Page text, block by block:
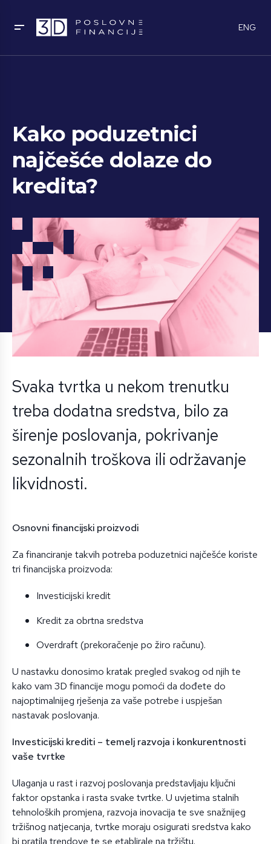
ENG
Kako poduzetnici
najčešće dolaze do
kredita?
Svaka tvrtka u nekom trenutku
treba dodatna sredstva, bilo za
širenje poslovanja, pokrivanje
sezonalnih troškova ili održavanje
likvidnosti.
Osnovni financijski proizvodi
Za financiranje takvih potreba poduzetnici najčešće koriste
tri financijska proizvoda:
Investicijski kredit
Kredit za obrtna sredstva
Overdraft (prekoračenje po žiro računu).
U nastavku donosimo kratak pregled svakog od njih te
kako vam 3D financije mogu pomoći da dođete do
najoptimalnijeg rješenja za vaše potrebe i uspješan
nastavak poslovanja.
Investicijski krediti – temelj razvoja i konkurentnosti
vaše tvrtke
Ulaganja u rast i razvoj poslovanja predstavljaju ključni
faktor opstanka i rasta svake tvrtke. U uvjetima stalnih
tehnoloških promjena, razvoja inovacija te sve snažnijeg
tržišnog natjecanja, tvrtke moraju osigurati sredstva kako
bi pratila trendove te se etablirale na tržištu.